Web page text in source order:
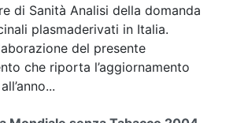
di Sanità Analisi della domanda
plasmaderivati in Italia.
del presente
che riporta l’aggiornamento